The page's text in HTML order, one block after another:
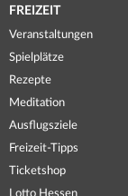
FREIZEIT
Veranstaltungen
Spielplätze
Rezepte
Meditation
Ausflugsziele
Freizeit-Tipps
Ticketshop
Lotto Hessen